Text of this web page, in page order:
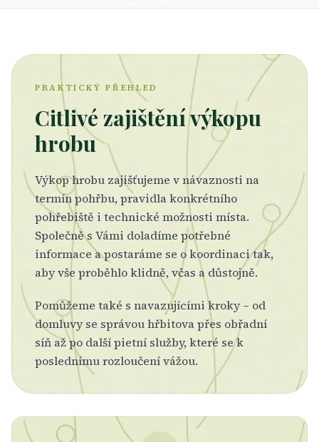
PRAKTICKÝ PŘEHLED
Citlivé zajištění výkopu
hrobu
Výkop hrobu zajišťujeme v návaznosti na
termín pohřbu, pravidla konkrétního
pohřebiště i technické možnosti místa.
Společně s Vámi doladíme potřebné
informace a postaráme se o koordinaci tak,
aby vše proběhlo klidně, včas a důstojně.
Pomůžeme také s navazujícími kroky – od
domluvy se správou hřbitova přes obřadní
síň až po další pietní služby, které se k
poslednímu rozloučení vážou.